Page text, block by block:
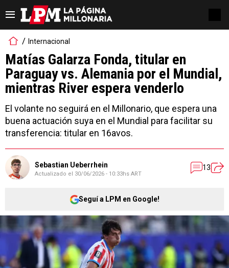
Internacional
Matías Galarza Fonda, titular en
Paraguay vs. Alemania por el Mundial,
mientras River espera venderlo
El volante no seguirá en el Millonario, que espera una
buena actuación suya en el Mundial para facilitar su
transferencia: titular en 16avos.
Sebastian Ueberrhein
Actualizado el 30/06/2026 - 10:33hs ART
13
Seguí a LPM en Google!